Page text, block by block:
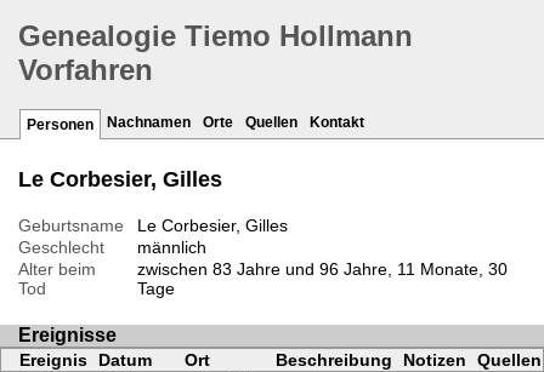
Genealogie Tiemo Hollmann
Vorfahren
Personen Nachnamen Orte Quellen Kontakt
Le Corbesier, Gilles
Geburtsname
Le Corbesier, Gilles
Geschlecht
männlich
Alter beim
Tod
zwischen 83 Jahre und 96 Jahre, 11 Monate, 30
Tage
Ereignisse
Ereignis Datum Ort Beschreibung Notizen
Quellen